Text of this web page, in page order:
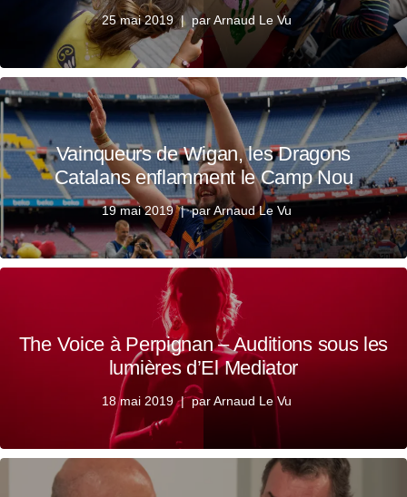
25 mai 2019 parArnaud Le Vu
Vainqueurs de Wigan, les Dragons
Catalans enflamment le Camp Nou
19 mai 2019 parArnaud Le Vu
The Voice à Perpignan – Auditions sous les
lumières d’El Mediator
18 mai 2019 parArnaud Le Vu